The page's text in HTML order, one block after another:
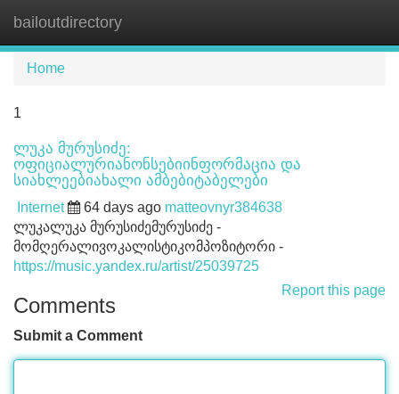
bailoutdirectory
Home
1
ლუკა მურუსიძე:
ოფიციალურიანონსებიინფორმაცია და
სიახლეებიახალი ამბებიტაბელები
Internet 64 days ago matteovnyr384638
ლუკალუკა მურუსიძემურუსიძე -
მომღერალივოკალისტიკომპოზიტორი -
https://music.yandex.ru/artist/25039725
Report this page
Comments
Submit a Comment